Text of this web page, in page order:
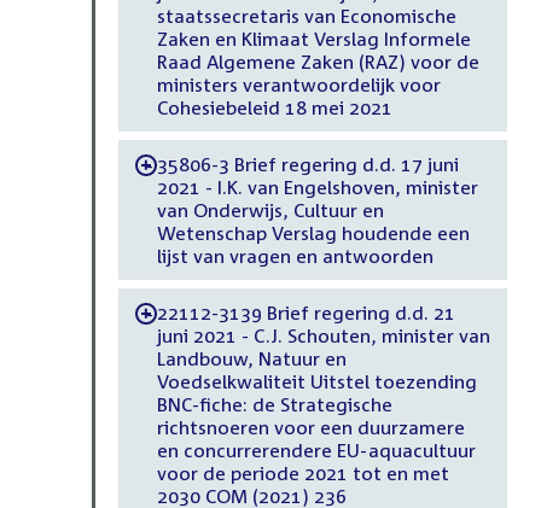
staatssecretaris van Economische
Zaken en Klimaat Verslag Informele
Raad Algemene Zaken (RAZ) voor de
ministers verantwoordelijk voor
Cohesiebeleid 18 mei 2021
-35806-3 Brief regering d.d. 17 juni
2021 - I.K. van Engelshoven, minister
van Onderwijs, Cultuur en
Wetenschap Verslag houdende een
lijst van vragen en antwoorden
-22112-3139 Brief regering d.d. 21
juni 2021 - C.J. Schouten, minister van
Landbouw, Natuur en
Voedselkwaliteit Uitstel toezending
BNC-fiche: de Strategische
richtsnoeren voor een duurzamere
en concurrerendere EU-aquacultuur
voor de periode 2021 tot en met
2030 COM (2021) 236